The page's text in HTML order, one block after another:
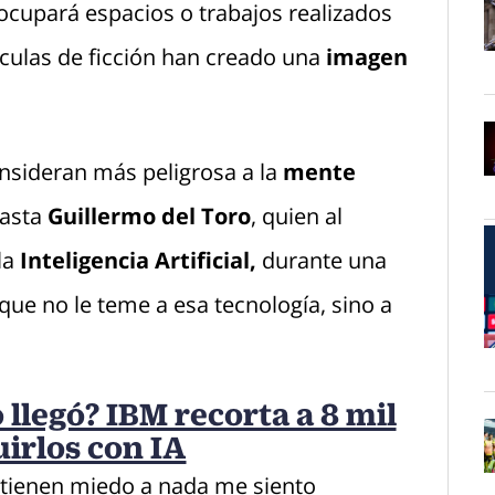
espacios o trabajos realizados
de ficción han creado una imagen
más peligrosa a la mente
Guillermo del Toro, quien al
Inteligencia Artificial, durante una
no le teme a esa tecnología, sino a
IBM recorta a 8 mil
con IA
miedo a nada me siento